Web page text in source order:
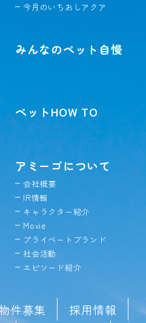
今月のいちおしアクア
みんなのペット自慢
ペットHOW TO
アミーゴについて
会社概要
IR情報
キャラクター紹介
Movie
プライベートブランド
社会活動
エピソード紹介
件募集
採用情報